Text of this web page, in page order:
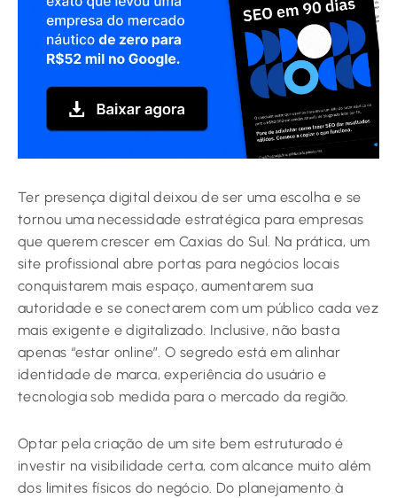
Ter presença digital deixou de ser uma escolha e se
tornou uma necessidade estratégica para empresas
que querem crescer em Caxias do Sul. Na prática, um
site profissional abre portas para negócios locais
conquistarem mais espaço, aumentarem sua
autoridade e se conectarem com um público cada vez
mais exigente e digitalizado. Inclusive, não basta
apenas “estar online”. O segredo está em alinhar
identidade de marca, experiência do usuário e
tecnologia sob medida para o mercado da região.
Optar pela criação de um site bem estruturado é
investir na visibilidade certa, com alcance muito além
dos limites físicos do negócio. Do planejamento à